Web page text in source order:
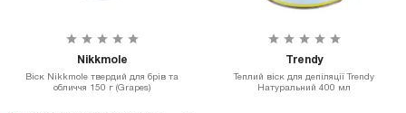
Nikkmole
Віск Nikkmole твердий для брів та
обличчя 150 г (Grapes)
Trendy
Теплий віск для депіляції Trendy
Натуральний 400 мл